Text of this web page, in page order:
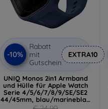
-10%
Rabatt
mit
Gutschein
EXTRA10
UNIQ Monos 2in1 Armband
und Hülle für Apple Watch
Serie 4/5/6/7/8/9/SE/SE2
44/45mm, blau/marineblau
(UNIQ-45MM-MONOSBLU)